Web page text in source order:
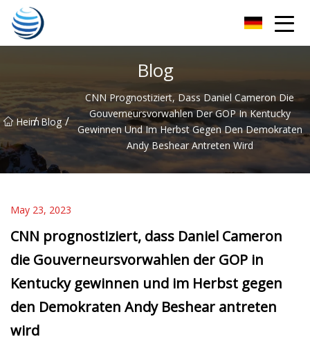
Blog
Heim
/ Blog /
CNN Prognostiziert, Dass Daniel Cameron Die
Gouverneursvorwahlen Der GOP In Kentucky
Gewinnen Und Im Herbst Gegen Den Demokraten
Andy Beshear Antreten Wird
May 23, 2023
CNN prognostiziert, dass Daniel Cameron
die Gouverneursvorwahlen der GOP in
Kentucky gewinnen und im Herbst gegen
den Demokraten Andy Beshear antreten
wird